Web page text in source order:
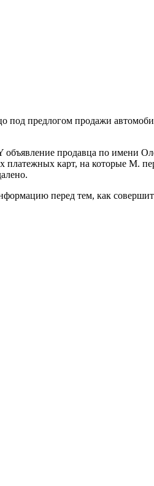
под предлогом продажи
продавца по имени
карт, на которые М.
перед тем, как